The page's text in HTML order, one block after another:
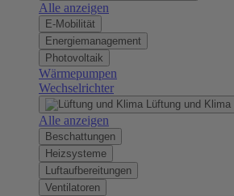
Alle anzeigen
E-Mobilität
Energiemanagement
Photovoltaik
Wärmepumpen
Wechselrichter
Lüftung und Klima
Alle anzeigen
Beschattungen
Heizsysteme
Luftaufbereitungen
Ventilatoren